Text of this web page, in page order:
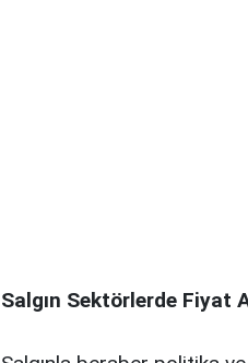
Salgın Sektörlerde Fiyat